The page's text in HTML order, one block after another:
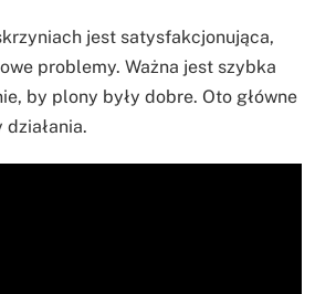
jest satysfakcjonująca,
problemy. Ważna jest szybka
by plony były dobre. Oto główne